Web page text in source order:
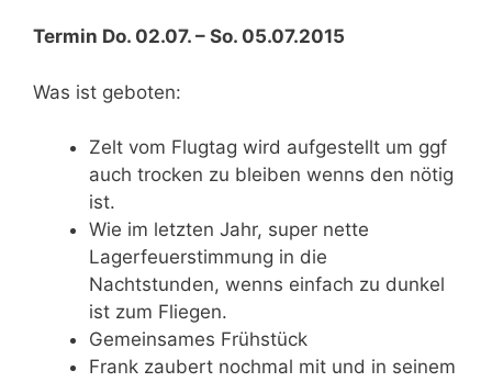
Termin Do. 02.07. – So. 05.07.2015
Was ist geboten:
Zelt vom Flugtag wird aufgestellt um ggf
auch trocken zu bleiben wenns den nötig
ist.
Wie im letzten Jahr, super nette
Lagerfeuerstimmung in die
Nachtstunden, wenns einfach zu dunkel
ist zum Fliegen.
Gemeinsames Frühstück
Frank zaubert nochmal mit und in seinem